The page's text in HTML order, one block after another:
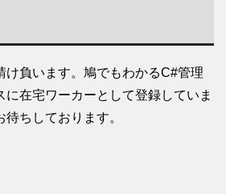
け負います。鳩でもわかるC#管理
に在宅ワーカーとして登録していま
ちしております。